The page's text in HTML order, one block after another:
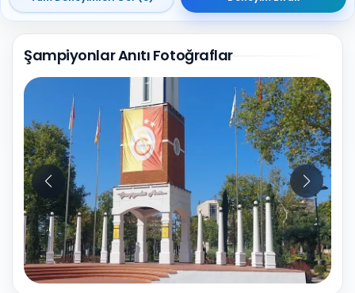
Şampiyonlar Anıtı Fotoğraflar
10Fotoğraf